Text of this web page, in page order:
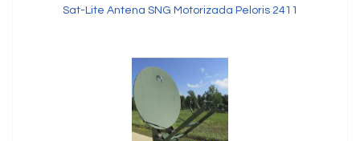
Sat-Lite Antena SNG Motorizada Peloris 2411